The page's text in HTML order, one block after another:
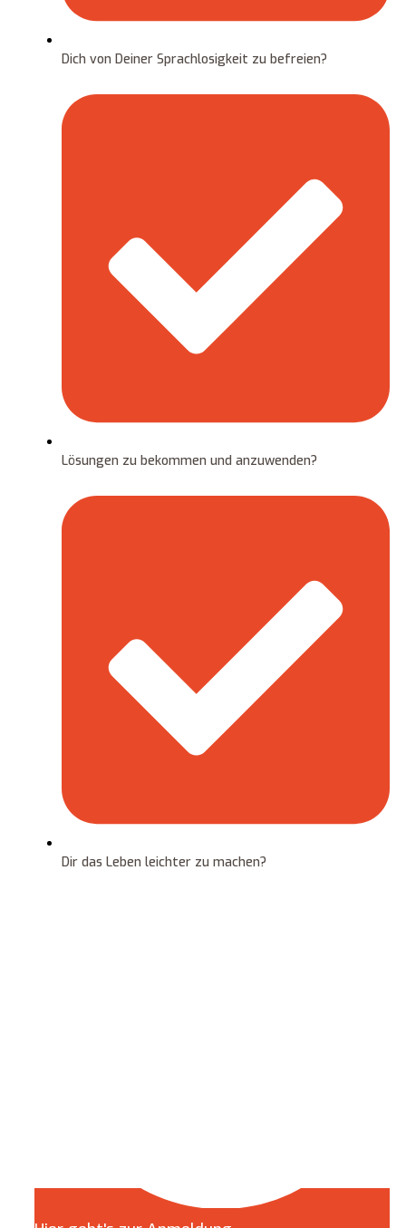
Dich von Deiner Sprachlosigkeit zu befreien?
Lösungen zu bekommen und anzuwenden?
Dir das Leben leichter zu machen?